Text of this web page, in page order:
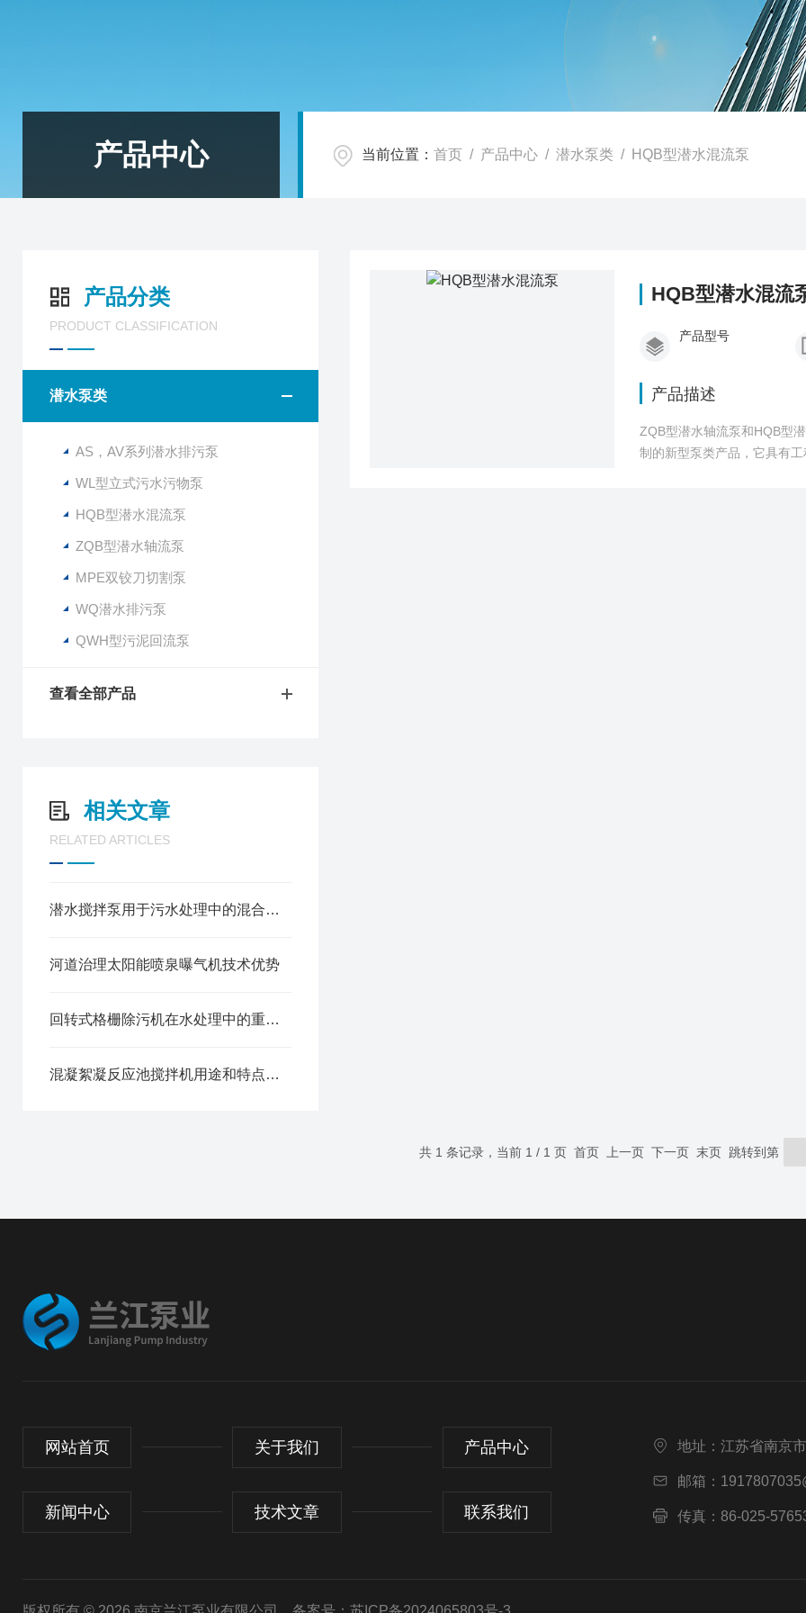
产品中心 当前位置： 首页 / 产品中心 / 潜水泵类 / HQB型潜水混流泵
产品分类
PRODUCT CLASSIFICATION
潜水泵类
AS，AV系列潜水排污泵
WL型立式污水污物泵
HQB型潜水混流泵
ZQB型潜水轴流泵
MPE双铰刀切割泵
WQ潜水排污泵
QWH型污泥回流泵
查看全部产品
相关文章
RELATED ARTICLES
潜水搅拌泵用于污水处理中的混合、搅拌和环流
河道治理太阳能喷泉曝气机技术优势
回转式格栅除污机在水处理中的重要应用
混凝絮凝反应池搅拌机用途和特点都有哪些呢？
HQB型潜水混流
产品型号
产品描述
ZQB型潜水轴流泵和HQB型
制的新型泵类产品，它具有
共 1 条记录，当前 1 / 1 页 首页 上一页 下一页 末页 跳转到第
网站首页 关于我们 产品中心
新闻中心 技术文章 联系我们
地址：江苏省南京
邮箱：
传真：86-025-